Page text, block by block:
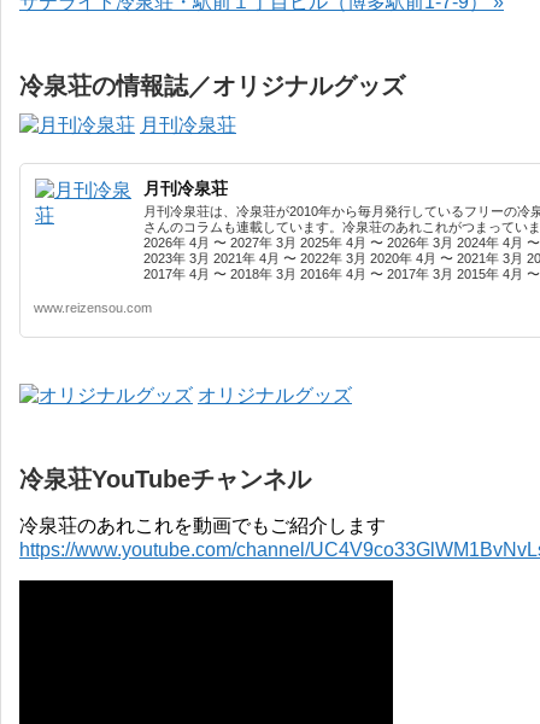
冷泉荘の情報誌／オリジナルグッズ
月刊冷泉荘
月刊冷泉荘
月刊冷泉荘は、冷泉荘が2010年から毎月発行しているフリーの
さんのコラムも連載しています。冷泉荘のあれこれがつまってい
2026年 4月 〜 2027年 3月 2025年 4月 〜 2026年 3月 2024年 4月
2023年 3月 2021年 4月 〜 2022年 3月 2020年 4月 〜 2021年 3月
2017年 4月 〜 2018年 3月 2016年 4月 〜 2017年 3月 2015年 4月
www.reizensou.com
オリジナルグッズ
冷泉荘YouTubeチャンネル
冷泉荘のあれこれを動画でもご紹介します
https://www.youtube.com/channel/